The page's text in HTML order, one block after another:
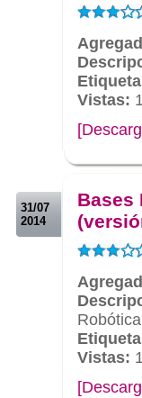
Vistas:
31/07
2014
Bases
Vistas: